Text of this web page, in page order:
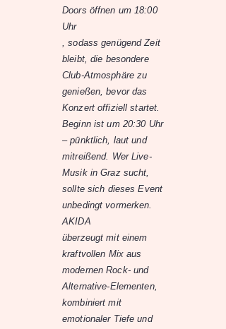
Doors öffnen um 18:00
Uhr
, sodass genügend Zeit
bleibt, die besondere
Club-Atmosphäre zu
genießen, bevor das
Konzert offiziell startet.
Beginn ist um 20:30 Uhr
– pünktlich, laut und
mitreißend. Wer Live-
Musik in Graz sucht,
sollte sich dieses Event
unbedingt vormerken.
AKIDA
überzeugt mit einem
kraftvollen Mix aus
modernen Rock- und
Alternative-Elementen,
kombiniert mit
emotionaler Tiefe und